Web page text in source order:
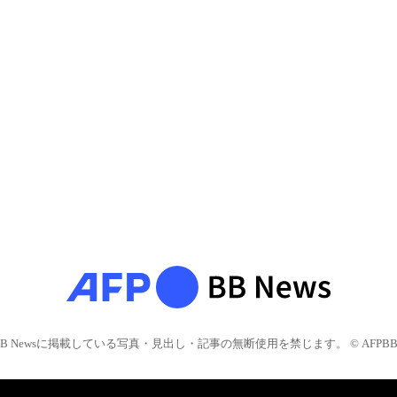
Newsに掲載している写真・見出し・記事の無断使用を禁じます。 © AFPBB